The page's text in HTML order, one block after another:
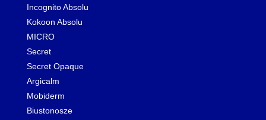
Incognito Absolu
Kokoon Absolu
MICRO
Secret
Secret Opaque
Argicalm
Mobiderm
Biustonosze